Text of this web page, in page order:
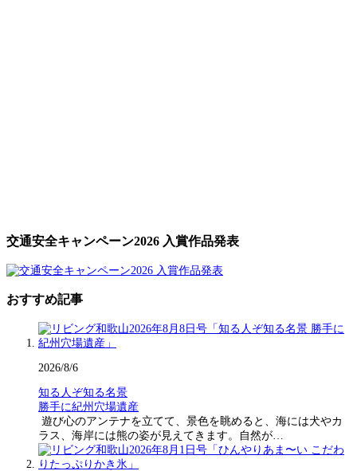
交通安全キャンペーン2026 入賞作品発表
おすすめ記事
2026/8/6
知る人ぞ知る名景
勝手に紀州穴場遺産
遊び心のアンテナを立てて、景色を眺めると、海には犬やカ
ラス、海岸には熊の姿が見えてきます。自然が…